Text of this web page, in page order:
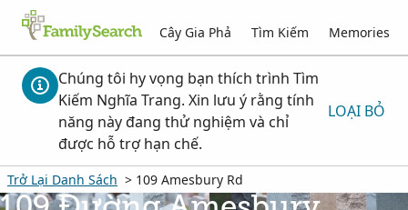
Cây Gia Phả Tìm Kiếm Memories
Chúng tôi hy vọng bạn thích trình Tìm
Kiếm Nghĩa Trang. Xin lưu ý rằng tính
năng này đang thử nghiệm và chỉ
được hỗ trợ hạn chế.
LOẠI BỎ
Trở Lại Danh Sách > 109 Amesbury Rd